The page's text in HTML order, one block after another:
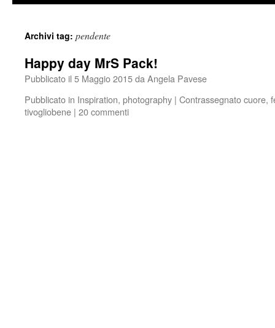
Archivi tag: pendente
Happy day MrS Pack!
Pubblicato il 5 Maggio 2015da Angela Pavese
Pubblicato in Inspiration, photography | Contrassegnatocuore,
tivogliobene | 20 commenti